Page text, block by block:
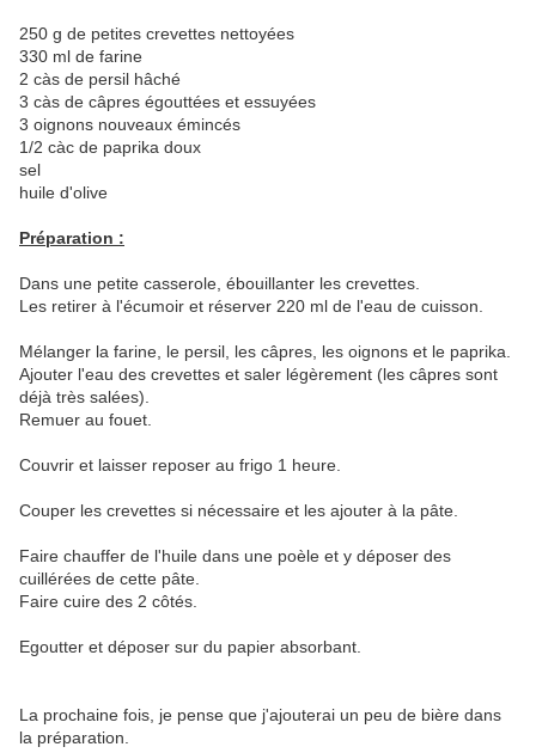
250 g de petites crevettes nettoyées
330 ml de farine
2 càs de persil hâché
3 càs de câpres égouttées et essuyées
3 oignons nouveaux émincés
1/2 càc de paprika doux
sel
huile d'olive
Préparation :
Dans une petite casserole, ébouillanter les crevettes.
Les retirer à l'écumoir et réserver 220 ml de l'eau de cuisson.
Mélanger la farine, le persil, les câpres, les oignons et le paprika.
Ajouter l'eau des crevettes et saler légèrement (les câpres sont
déjà très salées).
Remuer au fouet.
Couvrir et laisser reposer au frigo 1 heure.
Couper les crevettes si nécessaire et les ajouter à la pâte.
Faire chauffer de l'huile dans une poèle et y déposer des
cuillérées de cette pâte.
Faire cuire des 2 côtés.
Egoutter et déposer sur du papier absorbant.
La prochaine fois, je pense que j'ajouterai un peu de bière dans
la préparation.